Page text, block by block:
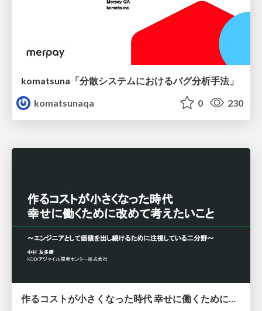
komatsuna「分散システムにおけるバグ分析手法」
komatsunaqa
0 230
作るコストが小さくなった時代 幸せに働くために改めて考えたいこと 〜エンジニアとして価値を出し続けるために注視している二分野〜